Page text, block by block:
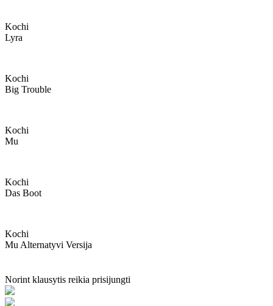
Kochi
Lyra
Kochi
Big Trouble
Kochi
Mu
Kochi
Das Boot
Kochi
Mu Alternatyvi Versija
Norint klausytis reikia prisijungti